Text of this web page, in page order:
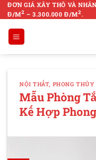
Skip
to
content
ĐƠN GIÁ XÂY THÔ VÀ
Đ/M2 – 3.300.000 Đ/M2.
NỘI THẤT, PHONG THỦY
Mẫu Phòng
Kế Hợp